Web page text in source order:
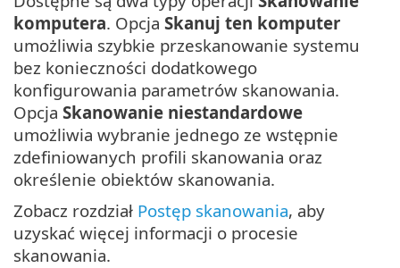
komputera. Opcja Skanuj ten komputer
umożliwia szybkie przeskanowanie systemu
bez konieczności dodatkowego
konfigurowania parametrów skanowania.
Opcja Skanowanie niestandardowe
umożliwia wybranie jednego ze wstępnie
zdefiniowanych profili skanowania oraz
określenie obiektów skanowania.
Zobacz rozdział Postęp skanowania, aby
uzyskać więcej informacji o procesie
skanowania.